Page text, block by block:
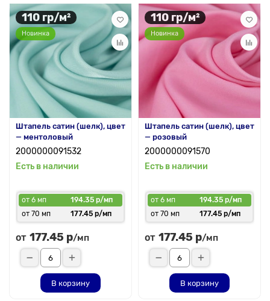
110 гр/м²
Новинка
Штапель сатин (шелк), цвет
— ментоловый
2000000091532
Есть в наличии
от 6 мп
194.35 р/мп
от 70 мп
177.45 р/мп
от 177.45 р/мп
В корзину
110 гр/м²
Новинка
Штапель сатин (шелк), цвет
— розовый
2000000091570
Есть в наличии
от 6 мп
194.35 р/мп
от 70 мп
177.45 р/мп
от 177.45 р/мп
В корзину